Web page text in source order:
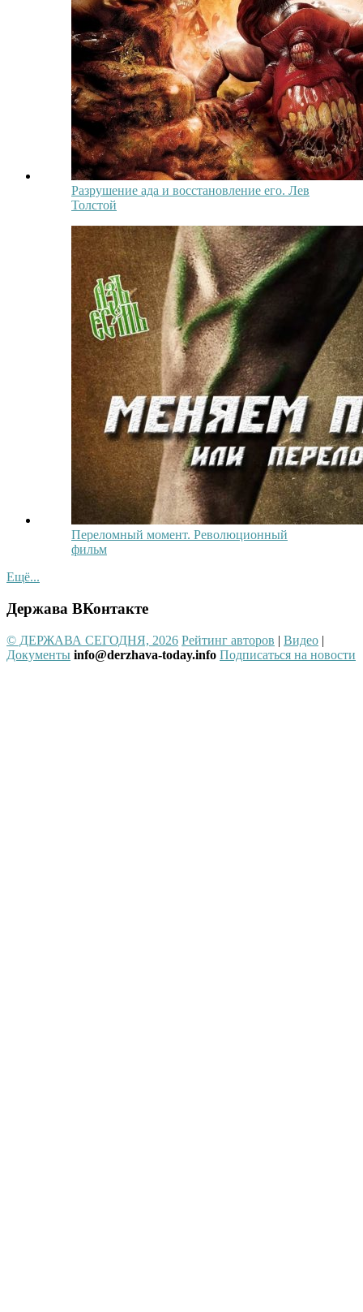
Разрушение ада и восстановление его. Лев
Толстой
Переломный момент. Революционный
фильм
Ещё...
Держава ВКонтакте
© ДЕРЖАВА СЕГОДНЯ, 2026 Рейтинг авторов | Видео |
Документы info@derzhava-today.info Подписаться на новости